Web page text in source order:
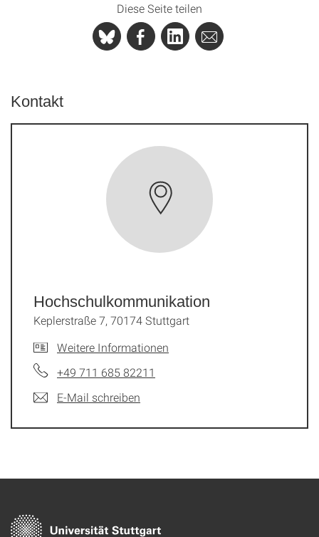
Diese Seite teilen
Kontakt
Hochschulkommunikation
Keplerstraße 7, 70174 Stuttgart
Weitere Informationen
+49 711 685 82211
E-Mail schreiben